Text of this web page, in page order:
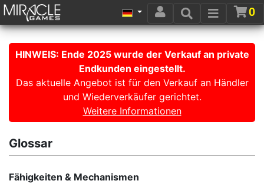
0
HINWEIS: Ende 2025 wurde der Verkauf an private
Endkunden eingestellt.
Das aktuelle Angebot ist für den Verkauf an Händler
und Wiederverkäufer gerichtet.
Weitere Informationen
Glossar
Fähigkeiten & Mechanismen